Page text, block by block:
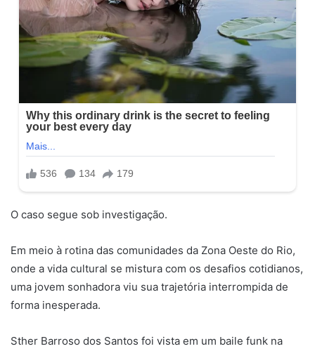
O caso segue sob investigação.
Em meio à rotina das comunidades da Zona Oeste do Rio,
onde a vida cultural se mistura com os desafios cotidianos,
uma jovem sonhadora viu sua trajetória interrompida de
forma inesperada.
Sther Barroso dos Santos foi vista em um baile funk na